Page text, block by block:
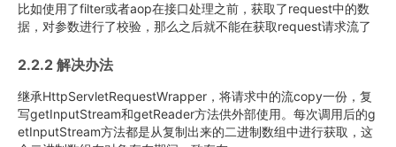
比如使用了filter或者aop在接口处理之前，获取了request中的数
据，对参数进行了校验，那么之后就不能在获取request请求流了
2.2.2 解决办法
继承HttpServletRequestWrapper，将请求中的流copy一份，复
写getInputStream和getReader方法供外部使用。每次调用后的g
etInputStream方法都是从复制出来的二进制数组中进行获取，这